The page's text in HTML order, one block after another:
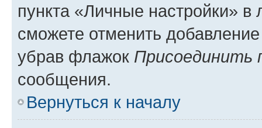
пункта «Личные настройки»
сможете отменить
убрав флажок Присоединить
сообщения.
Вернуться к началу